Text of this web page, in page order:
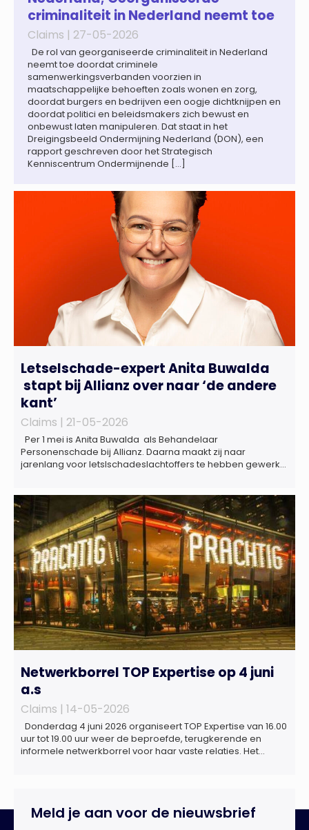
criminaliteit in Nederland neemt toe
Claims | 27-05-2026
De rol van georganiseerde criminaliteit in Nederland
neemt toe doordat criminele
samenwerkingsverbanden voorzien in
maatschappelijke behoeften zoals wonen en zorg,
doordat burgers en bedrijven een oogje dichtknijpen en
doordat politici en beleidsmakers zich bewust en
onbewust laten manipuleren. Dat staat in het
Dreigingsbeeld Ondermijning Nederland (DON), een
rapport geschreven door het Strategisch
Kenniscentrum Ondermijnende […]
Letselschade-expert Anita Buwalda
stapt bij Allianz over naar ‘de andere
kant’
Claims | 21-05-2026
Per 1 mei is Anita Buwalda als Behandelaar
Personenschade bij Allianz. Daarna maakt zij naar
jarenlang voor letslschadeslachtoffers te hebben gewerkt
naam van Buwalda Letselschade, waarin zij onder meer
werkzaam was voor ZLM, Ard Korevaar Personenschade,
Overtoom […]
Netwerkborrel TOP Expertise op 4 juni
a.s
Claims | 14-05-2026
Donderdag 4 juni 2026 organiseert TOP Expertise van 16.00
uur tot 19.00 uur weer de beproefde, terugkerende en
informele netwerkborrel voor haar vaste relaties. Het
Meld je aan voor de nieuwsbrief